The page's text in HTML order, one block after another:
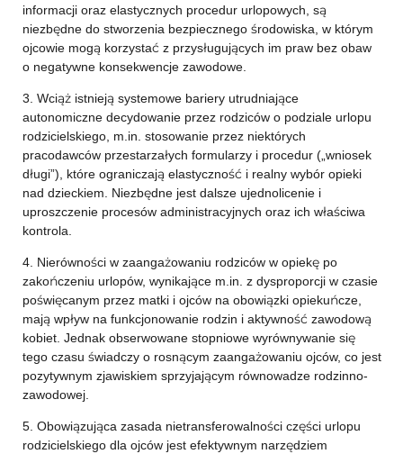
informacji oraz elastycznych procedur urlopowych, są
niezbędne do stworzenia bezpiecznego środowiska, w którym
ojcowie mogą korzystać z przysługujących im praw bez obaw
o negatywne konsekwencje zawodowe.
3. Wciąż istnieją systemowe bariery utrudniające
autonomiczne decydowanie przez rodziców o podziale urlopu
rodzicielskiego, m.in. stosowanie przez niektórych
pracodawców przestarzałych formularzy i procedur („wniosek
długi”), które ograniczają elastyczność i realny wybór opieki
nad dzieckiem. Niezbędne jest dalsze ujednolicenie i
uproszczenie procesów administracyjnych oraz ich właściwa
kontrola.
4. Nierówności w zaangażowaniu rodziców w opiekę po
zakończeniu urlopów, wynikające m.in. z dysproporcji w czasie
poświęcanym przez matki i ojców na obowiązki opiekuńcze,
mają wpływ na funkcjonowanie rodzin i aktywność zawodową
kobiet. Jednak obserwowane stopniowe wyrównywanie się
tego czasu świadczy o rosnącym zaangażowaniu ojców, co jest
pozytywnym zjawiskiem sprzyjającym równowadze rodzinno-
zawodowej.
5. Obowiązująca zasada nietransferowalności części urlopu
rodzicielskiego dla ojców jest efektywnym narzędziem